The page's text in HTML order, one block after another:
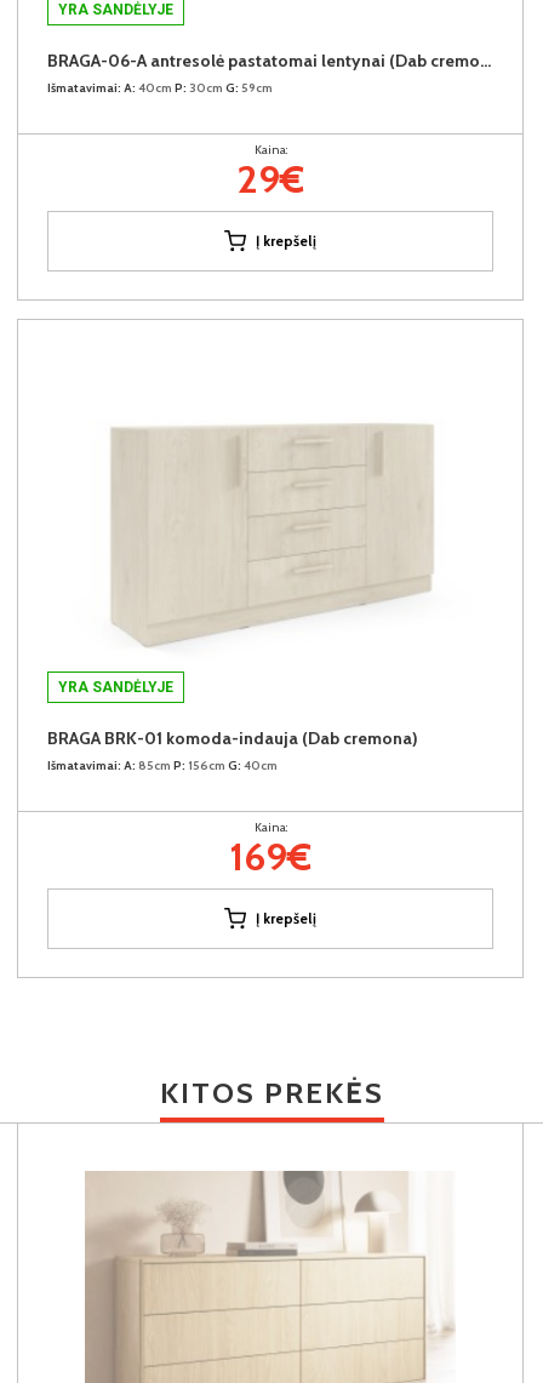
YRA SANDĖLYJE
BRAGA-06-A antresolė pastatomai lentynai (Dab cremona)
Išmatavimai: A: 40cm P: 30cm G: 59cm
Kaina:
29€
Į krepšelį
YRA SANDĖLYJE
BRAGA BRK-01 komoda-indauja (Dab cremona)
Išmatavimai: A: 85cm P: 156cm G: 40cm
Kaina:
169€
Į krepšelį
KITOS PREKĖS